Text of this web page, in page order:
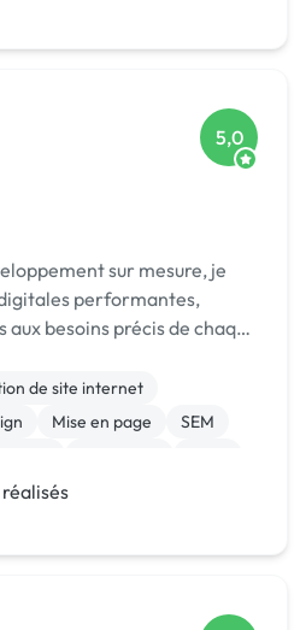
5,0
sur mesure, je
performantes,
besoins précis de chaque
de site internet
Mise en page
SEM